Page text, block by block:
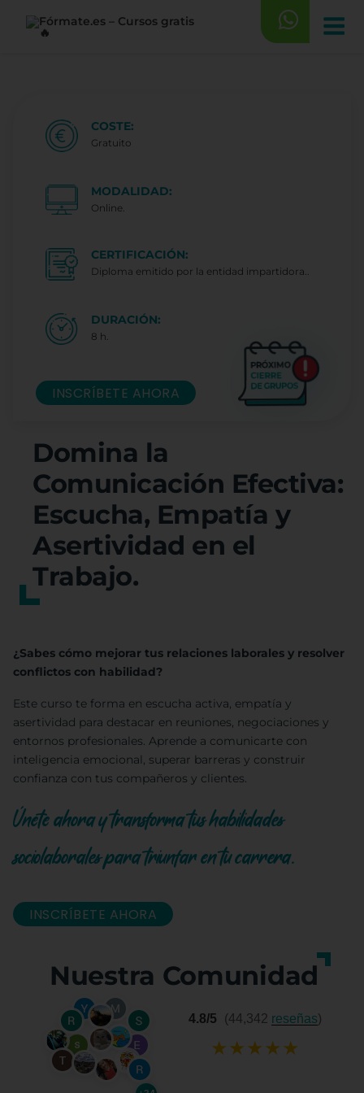
Domina la
Comunicación Efectiva:
Escucha, Empatía y
Asertividad en el
Trabajo.
¿Sabes cómo mejorar tus relaciones laborales y resolver
conflictos con habilidad?
Este curso te forma en escucha activa, empatía y
asertividad para destacar en reuniones, negociaciones y
entornos profesionales. Aprende a comunicarte con
inteligencia emocional, superar barreras y construir
confianza con tus compañeros y clientes.
Únete ahora y transforma tus habilidades
sociolaborales para triunfar en tu carrera.
INSCRÍBETE AHORA
Nuestra Comunidad
4.8/5 (44,342 reseñas)
★★★★★
COSTE:
Gratuito
MODALIDAD:
Online.
CERTIFICACIÓN:
Diploma emitido por la entidad impartidora..
DURACIÓN:
8 h.
INSCRÍBETE AHORA